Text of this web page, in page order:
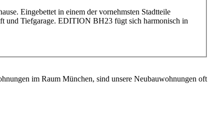
Eingebettet in einem der vornehmsten Stadtteile
und Tiefgarage. EDITION BH23 fügt sich harmonisch in
im Raum München, sind unsere Neubauwohnungen oft